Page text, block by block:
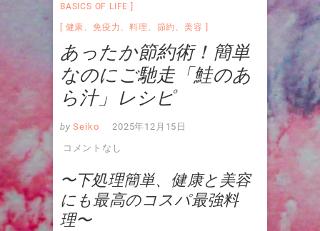
BASICS OF LIFE
健康、免疫力、料理 、 節約 、美容
あったか節約術！簡単
なのにご馳走「鮭のあ
ら汁」レシピ
by Seiko
2025年12月15日
コメントなし
〜下処理簡単、健康と美容
にも最高のコスパ最強料
理〜